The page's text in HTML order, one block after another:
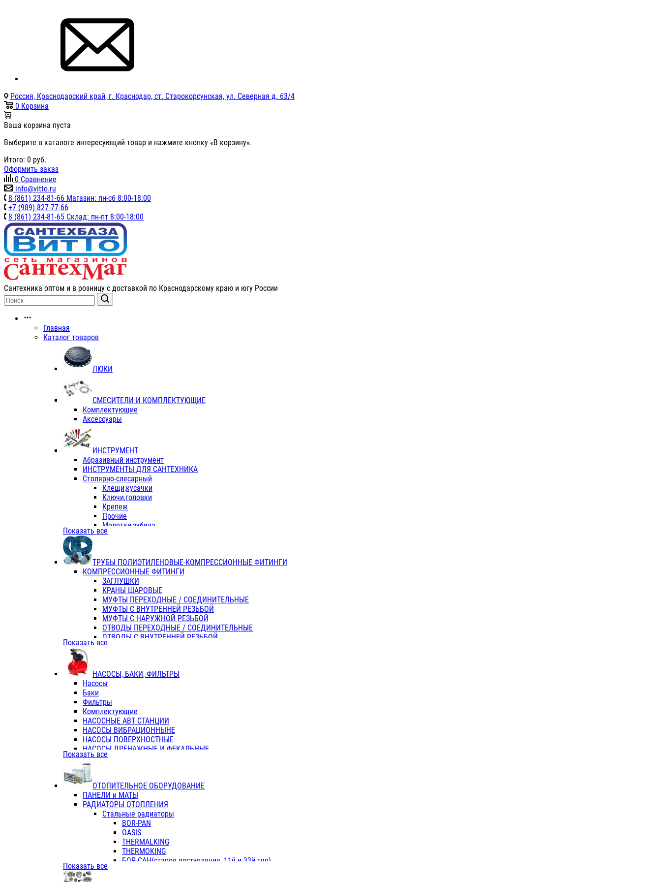
Россия, Краснодарский край, г. Краснодар, ст. Старокорсунская, ул. Северная д. 63/4
0 Корзина
Ваша корзина пуста
Выберите в каталоге интересующий товар и нажмите кнопку «В корзину».
Итого: 0 руб.
Оформить заказ
0 Сравнение
info@vitto.ru
8 (861) 234-81-66 Магазин: пн-сб 8:00-18:00
+7 (989) 827-77-66
8 (861) 234-81-65 Склад: пн-пт 8:00-18:00
Сантехника оптом и в розницу с доставкой по Краснодарскому краю и югу России
Главная
Каталог товаров
ЛЮКИ
СМЕСИТЕЛИ И КОМПЛЕКТУЮЩИЕ
Комплектующие
Аксессуары
ИНСТРУМЕНТ
Абразивный инструмент
ИНСТРУМЕНТЫ ДЛЯ САНТЕХНИКА
Столярно-слесарный
Клещи,кусачки
Ключи,головки
Крепеж
Прочие
Молотки,зубила
Пассатижи,тонкогубцы,утконосы
Отвертки
Хоз. инвентарь
ЭЛ. ИНСТРУМЕНТ OASIS
Показать все
ТРУБЫ ПОЛИЭТИЛЕНОВЫЕ-КОМПРЕССИОННЫЕ ФИТИНГИ
КОМПРЕССИОННЫЕ ФИТИНГИ
ЗАГЛУШКИ
КРАНЫ ШАРОВЫЕ
МУФТЫ ПЕРЕХОДНЫЕ / СОЕДИНИТЕЛЬНЫЕ
МУФТЫ С ВНУТРЕННЕЙ РЕЗЬБОЙ
МУФТЫ С НАРУЖНОЙ РЕЗЬБОЙ
ОТВОДЫ ПЕРЕХОДНЫЕ / СОЕДИНИТЕЛЬНЫЕ
ОТВОДЫ С ВНУТРЕННЕЙ РЕЗЬБОЙ
ОТВОДЫ С НАРУЖНОЙ РЕЗЬБОЙ
ТРОЙНИКИ ПЕРЕХОДНЫЕ / СОЕДИНИТЕЛЬНЫЕ
ТРОЙНИКИ С ВНУТРЕННЕЙ РЕЗЬБОЙ
КОЛЬЦА РЕЗИНОВЫЕ
ТРУБЫ НАПОРНЫЕ
ТРУБЫ ГОФРИРОВАННЫЕ ДВУХСЛ.
ТРУБЫ ПОЛИЭТИЛЕНОВЫЕ
Показать все
НАСОСЫ, БАКИ, ФИЛЬТРЫ
Насосы
Баки
Фильтры
Комплектующие
НАСОСНЫЕ АВТ СТАНЦИИ
НАСОСЫ ВИБРАЦИОННЫНЕ
НАСОСЫ ПОВЕРХНОСТНЫЕ
НАСОСЫ ДРЕНАЖНЫЕ И ФЕКАЛЬНЫЕ
НАСОСЫ ПОВЫСИТ и ЦИРКУЛЯЦИОННЫЕ
НАСОСЫ СКВАЖИННЫЕ
Показать все
ОТОПИТЕЛЬНОЕ ОБОРУДОВАНИЕ
ПАНЕЛИ и МАТЫ
РАДИАТОРЫ ОТОПЛЕНИЯ
Стальные радиаторы
BOR-PAN
OASIS
THERMALKING
THERMOKING
БОР-САН(старое поступление, 11й и 33й тип)
Показать все